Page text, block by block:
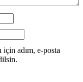
için adım, e-posta